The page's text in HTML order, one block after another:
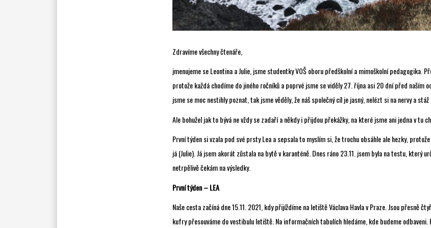
Zdravíme všechny čtenáře,
jmenujeme se Leontina a Julie, jsme studentky VOŠ oboru předškolní a mimoškolní pedagogika.
protože každá chodíme do jiného ročníků a poprvé jsme se viděly 27. října asi 20 dní před naším
jsme se moc nestihly poznat, tak jsme věděly, že náš společný cíl je jasný, nelézt si na nervy a
Ale bohužel jak to bývá ne vždy se zadaří a někdy i přijdou překážky, na které jsme ani jedna v tu
První týden si vzala pod své prsty Lea a sepsala to myslím si, že trochu obsáhle ale hezky,
já (Julie). Já jsem akorát zůstala na bytě v karanténě. Dnes ráno 23.11. jsem byla na testu, který
netrpělivě čekám na výsledky.
První týden – LEA
Naše cesta začíná dne 15.11. 2021, kdy přijíždíme na letiště Václava Havla v Praze. Jsou přesně
kufry přesouváme do vestibulu letiště. Na informačních tabulích hledáme, kde budeme odbaveni.